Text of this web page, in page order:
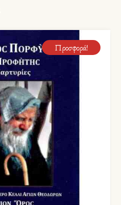
Προσφορά!